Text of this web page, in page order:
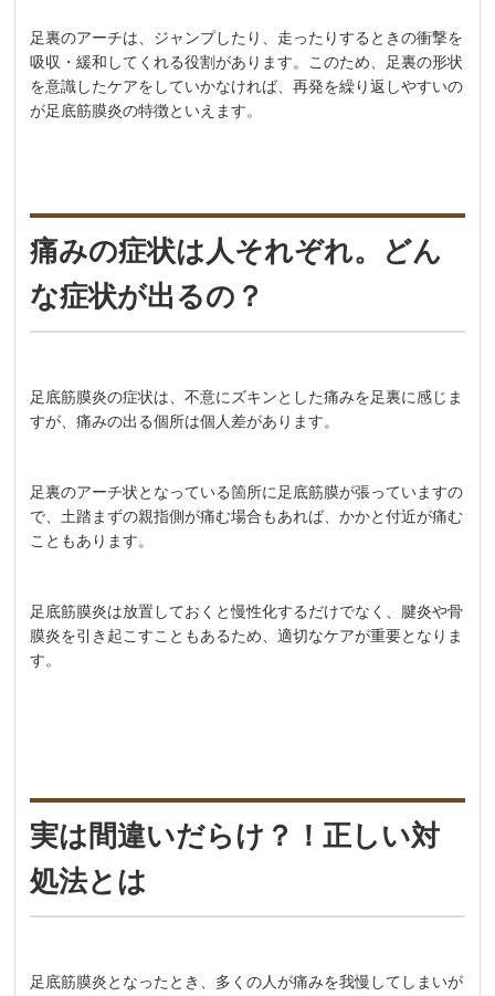
足裏のアーチは、ジャンプしたり、走ったりするときの衝撃を
吸収・緩和してくれる役割があります。このため、足裏の形状
を意識したケアをしていかなければ、再発を繰り返しやすいの
が足底筋膜炎の特徴といえます。
痛みの症状は人それぞれ。どん
な症状が出るの？
足底筋膜炎の症状は、不意にズキンとした痛みを足裏に感じま
すが、痛みの出る個所は個人差があります。
足裏のアーチ状となっている箇所に足底筋膜が張っていますの
で、土踏まずの親指側が痛む場合もあれば、かかと付近が痛む
こともあります。
足底筋膜炎は放置しておくと慢性化するだけでなく、腱炎や骨
膜炎を引き起こすこともあるため、適切なケアが重要となりま
す。
実は間違いだらけ？！正しい対
処法とは
足底筋膜炎となったとき、多くの人が痛みを我慢してしまいが